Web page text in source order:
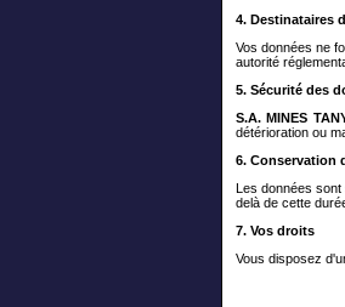
4. Destinataires
Vos données ne
autorité
5. Sécurité des
S.A. MINES
détérioration ou
6. Conservation
Les données
delà de cette
7. Vos droits
Vous disposez